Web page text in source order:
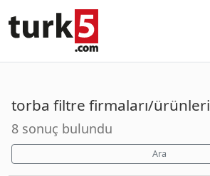
torba filtre firmaları/ürünleri
8 sonuç bulundu
Ara